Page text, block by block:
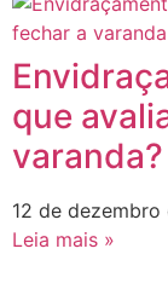
que
varanda?
12 de
Leia mais »